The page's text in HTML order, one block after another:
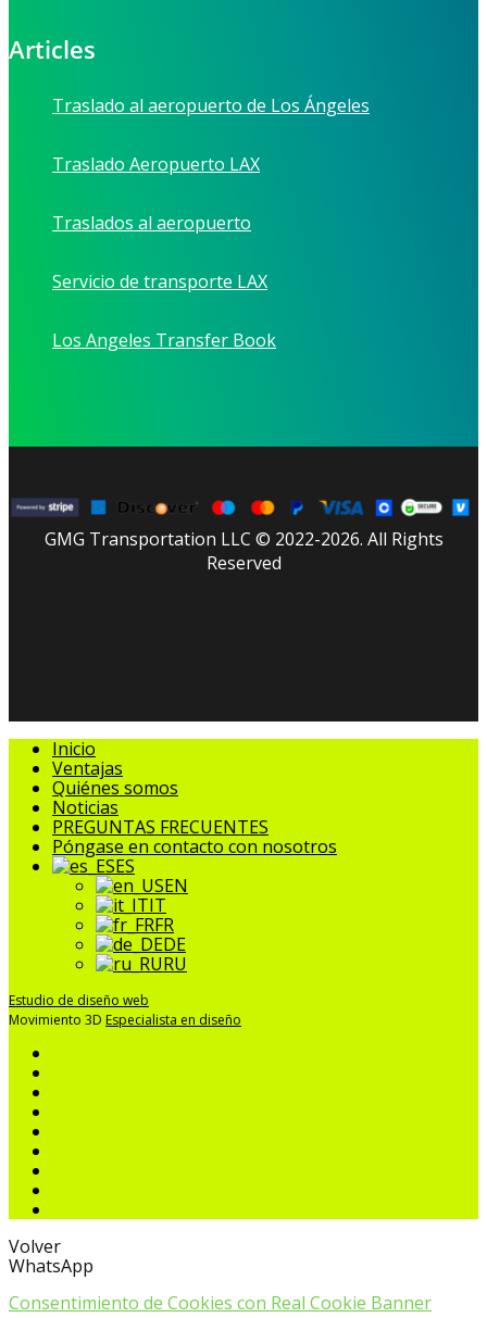
Articles
Traslado al aeropuerto de Los Ángeles
Traslado Aeropuerto LAX
Traslados al aeropuerto
Servicio de transporte LAX
Los Angeles Transfer Book
GMG Transportation LLC © 2022-2026. All Rights
Reserved
Cerrar
Menú
Inicio
Ventajas
Quiénes somos
Noticias
PREGUNTAS FRECUENTES
Póngase en contacto con nosotros
ES
EN
IT
FR
DE
RU
Estudio de diseño web
Movimiento 3D Especialista en diseño
Volver
WhatsApp
Consentimiento de Cookies con Real Cookie Banner